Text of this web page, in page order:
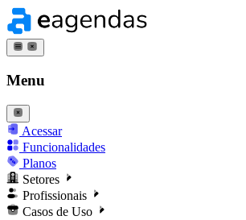
Menu
Acessar
Funcionalidades
Planos
Setores
Profissionais
Casos de Uso